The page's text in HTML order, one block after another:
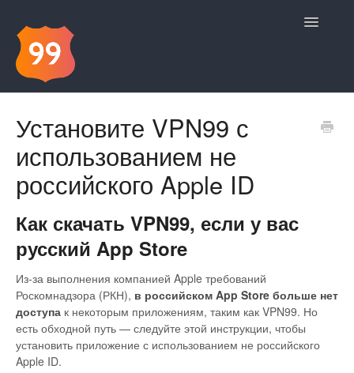
Toggle
Установите VPN99 с
использованием не
российского Apple ID
Как скачать VPN99, если у вас
русский App Store
Из-за выполнения компанией Apple требований
Роскомнадзора (РКН), в российском App Store больше нет
доступа к некоторым приложениям, таким как VPN99. Но
есть обходной путь — следуйте этой инструкции, чтобы
установить приложение с использованием не российского
Apple ID.